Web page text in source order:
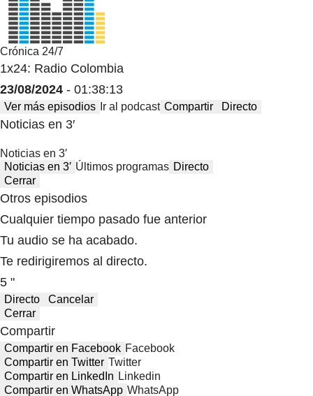
Crónica 24/7
1x24: Radio Colombia
23/08/2024 - 01:38:13
Ver más episodios Ir al podcast Compartir Directo
Noticias en 3′
Noticias en 3′
Noticias en 3′ Últimos programas Directo
Cerrar
Otros episodios
Cualquier tiempo pasado fue anterior
Tu audio se ha acabado.
Te redirigiremos al directo.
5 "
Directo
Cancelar
Cerrar
Compartir
Compartir en Facebook Facebook
Compartir en Twitter Twitter
Compartir en LinkedIn Linkedin
Compartir en WhatsApp WhatsApp